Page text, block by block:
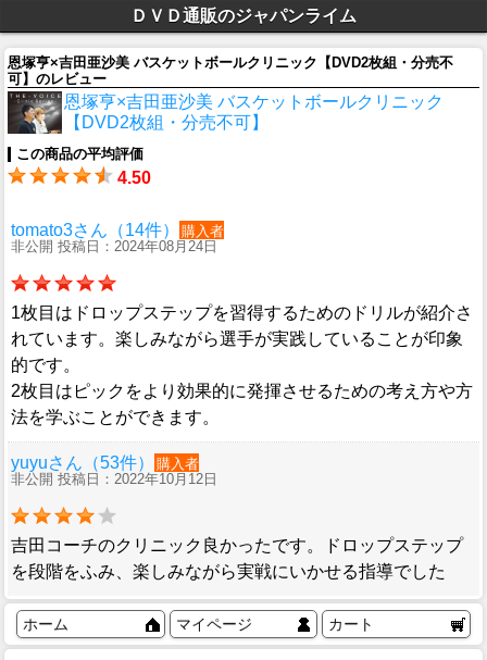
ＤＶＤ通販のジャパンライム
恩塚亨×吉田亜沙美 バスケットボールクリニック【DVD2枚組・分売不
可】のレビュー
恩塚亨×吉田亜沙美 バスケットボールクリニック
【DVD2枚組・分売不可】
この商品の平均評価
4.50
tomato3さん（14件）
購入者
非公開 投稿日：2024年08月24日
1枚目はドロップステップを習得するためのドリルが紹介さ
れています。楽しみながら選手が実践していることが印象
的です。
2枚目はピックをより効果的に発揮させるための考え方や方
法を学ぶことができます。
yuyuさん（53件）
購入者
非公開 投稿日：2022年10月12日
吉田コーチのクリニック良かったです。ドロップステップ
を段階をふみ、楽しみながら実戦にいかせる指導でした
ホーム マイページ カート